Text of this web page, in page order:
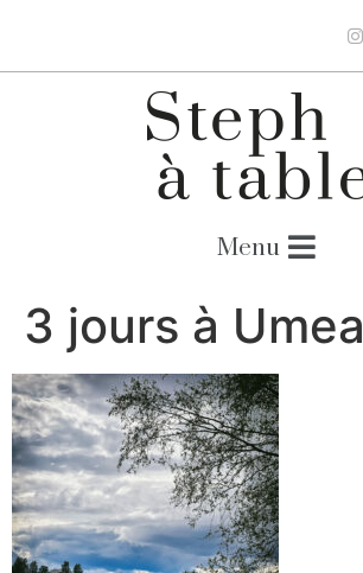
3 jours à Umea